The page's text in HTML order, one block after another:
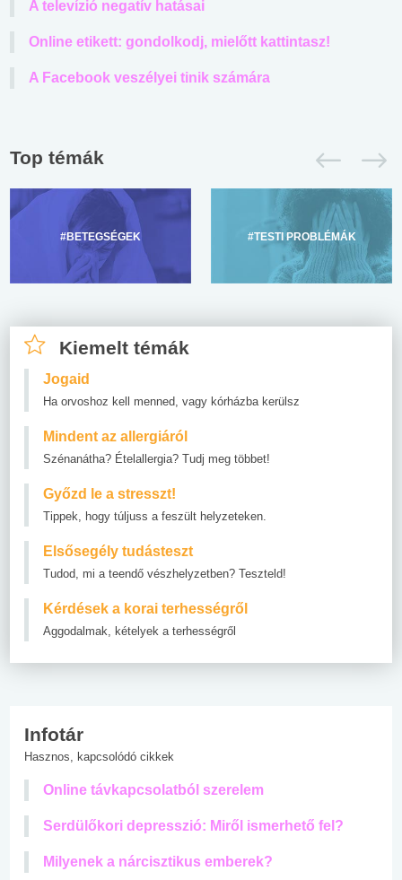
A televízió negatív hatásai
Online etikett: gondolkodj, mielőtt kattintasz!
A Facebook veszélyei tinik számára
Top témák
#BETEGSÉGEK #TESTI PROBLÉMÁK
Kiemelt témák
Jogaid
Ha orvoshoz kell menned, vagy kórházba kerülsz
Mindent az allergiáról
Szénanátha? Ételallergia? Tudj meg többet!
Győzd le a stresszt!
Tippek, hogy túljuss a feszült helyzeteken.
Elsősegély tudásteszt
Tudod, mi a teendő vészhelyzetben? Teszteld!
Kérdések a korai terhességről
Aggodalmak, kételyek a terhességről
Infotár
Hasznos, kapcsolódó cikkek
Online távkapcsolatból szerelem
Serdülőkori depresszió: Miről ismerhető fel?
Milyenek a nárcisztikus emberek?